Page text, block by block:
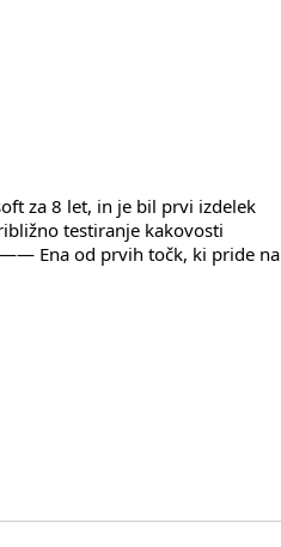
za 8 let, in je bil prvi izdelek
testiranje kakovosti
prvih točk, ki pride na